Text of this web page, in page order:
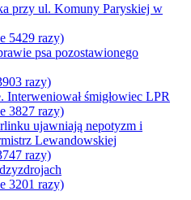
przy ul. Komuny Paryskiej w
5429 razy)
psa pozostawionego
razy)
Interweniował śmigłowiec LPR
3827 razy)
ujawniają nepotyzm i
Lewandowskiej
razy)
3201 razy)